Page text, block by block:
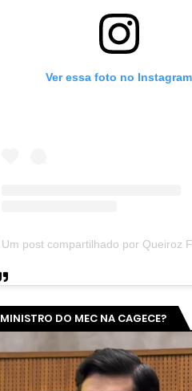
Ver essa foto no Instagram
MINISTRO DO MEC NA CAGECE?